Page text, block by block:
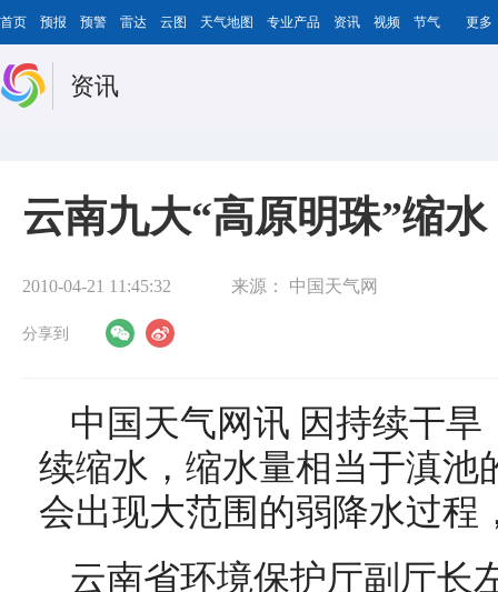
首页 预报 预警 雷达 云图 天气地图 专业产品 资讯 视频 节气 更多
资讯
云南九大“高原明珠”缩
2010-04-21 11:45:32 来源： 中国天气网
分享到
中国天气网讯 因持续干
续缩水，缩水量相当于滇池
会出现大范围的弱降水过程
云南省环境保护厅副厅长